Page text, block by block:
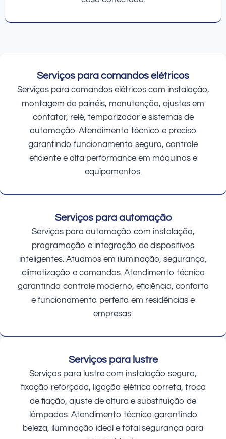
Serviços para comandos elétricos
Serviços para comandos elétricos com instalação,
montagem de painéis, manutenção, ajustes em
contator, relé, temporizador e sistemas de
automação. Atendimento técnico e preciso
garantindo funcionamento seguro, controle
eficiente e alta performance em máquinas e
equipamentos.
Serviços para automação
Serviços para automação com instalação,
programação e integração de dispositivos
inteligentes. Atuamos em iluminação, segurança,
climatização e comandos. Atendimento técnico
garantindo controle moderno, eficiência, conforto
e funcionamento perfeito em residências e
empresas.
Serviços para lustre
Serviços para lustre com instalação segura,
fixação reforçada, ligação elétrica correta, troca
de fiação, ajuste de altura e substituição de
lâmpadas. Atendimento técnico garantindo
beleza, iluminação ideal e total segurança para